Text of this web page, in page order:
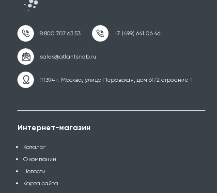
111394 г. Москва, улица Перовская, дом 61/2 строение 1
Интернет-магазин
Каталог
О компании
Новости
Карта сайта